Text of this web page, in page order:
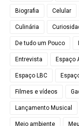
Biografia Celular
Culinária
De tudo um Pouco
Entrevista Espaço
Espaço LBC
Filmes e vídeos
Lançamento Musical
Meio ambiente